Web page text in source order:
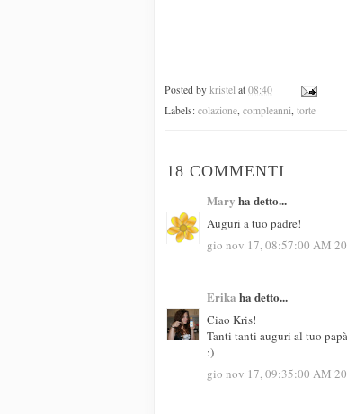
Posted by kristel at 08:40
Labels: colazione, compleanni, torte
18 COMMENTI
Mary ha detto...
Auguri a tuo padre!
gio nov 17, 08:57:00 AM
Erika ha detto...
Ciao Kris!
Tanti tanti auguri al tuo papà
:)
gio nov 17, 09:35:00 AM